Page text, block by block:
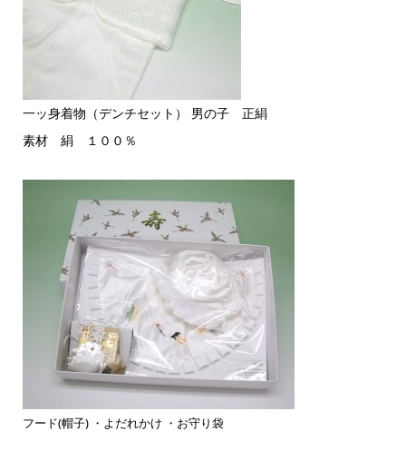
一ッ身着物（デンチセット） 男の子 正絹
素材 絹 １００％
フード(帽子) ・よだれかけ ・お守り袋